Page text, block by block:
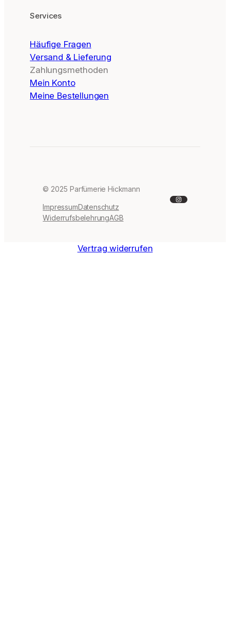
Services
Häufige Fragen
Versand & Lieferung
Zahlungsmethoden
Mein Konto
Meine Bestellungen
© 2025 Parfümerie Hickmann
ImpressumDatenschutz
WiderrufsbelehrungAGB
Instagram
Vertrag widerrufen